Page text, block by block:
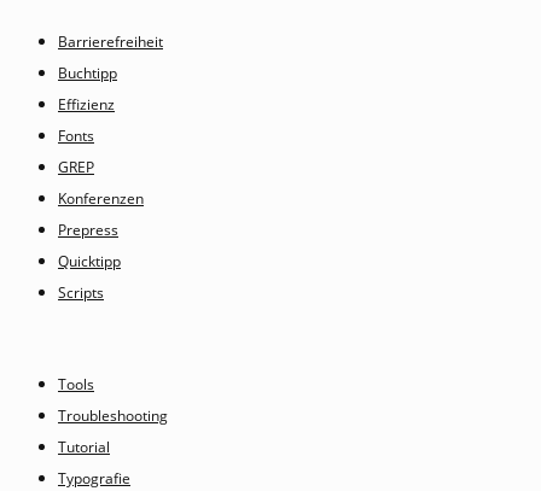
Barrierefreiheit
Buchtipp
Effizienz
Fonts
GREP
Konferenzen
Prepress
Quicktipp
Scripts
Tools
Troubleshooting
Tutorial
Typografie